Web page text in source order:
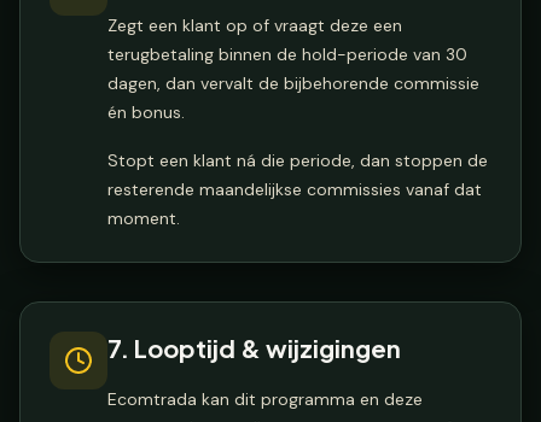
Zegt een klant op of vraagt deze een
terugbetaling binnen de hold-periode van 30
dagen, dan vervalt de bijbehorende commissie
én bonus.
Stopt een klant ná die periode, dan stoppen de
resterende maandelijkse commissies vanaf dat
moment.
7. Looptijd & wijzigingen
Ecomtrada kan dit programma en deze